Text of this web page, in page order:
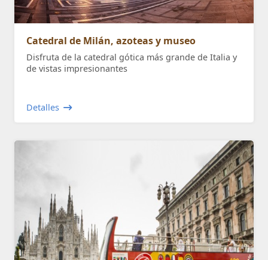
Catedral de Milán, azoteas y museo
Disfruta de la catedral gótica más grande de Italia y
de vistas impresionantes
Detalles